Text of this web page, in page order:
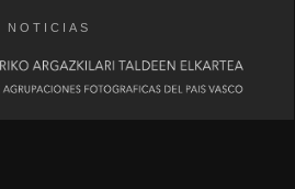
NOTICIAS